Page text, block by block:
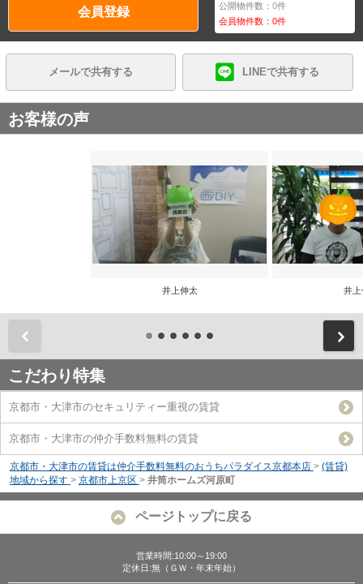
会員登録 公開物件数：0件
会員物件数：0件
メールで共有する LINEで共有する
お客様の声
井上伸太 井上
こだわり特集
京都市・大津市のセキュリティー重視の賃貸
京都市・大津市の仲介手数料無料の賃貸
京都市・大津市の賃貸は仲介手数料無料のおうちパラダイス京都本店 > (賃貸)
地域から探す > 京都市上京区 > 井筒ホームズ河原町
ページトップに戻る
営業時間:10:00～19:00
定休日:無（ＧＷ・年末年始）